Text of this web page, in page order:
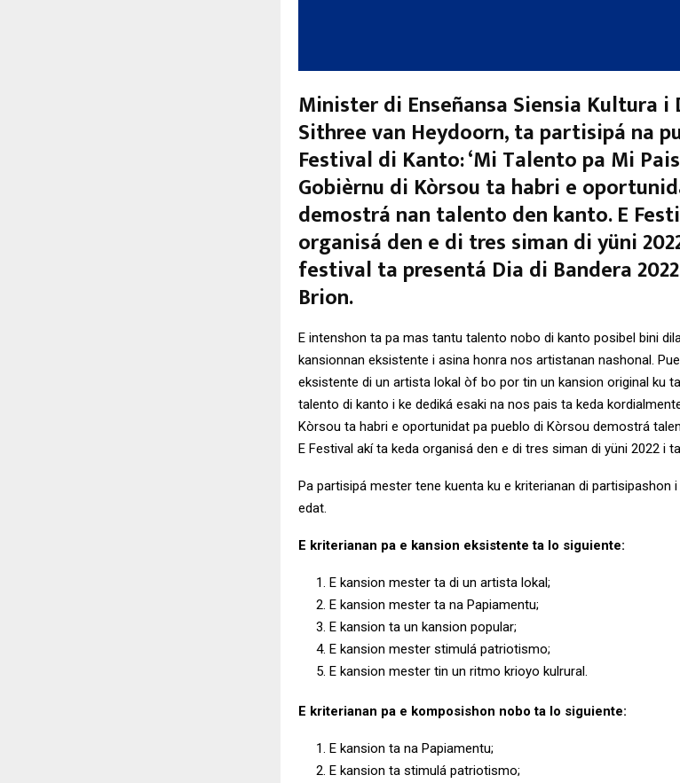
Minister di Enseñansa Siensia Kultura i
Sithree van Heydoorn, ta partisipá na
Festival di Kanto: ‘Mi Talento pa Mi
Gobièrnu di Kòrsou ta habri e
demostrá nan talento den kanto. E
organisá den e di tres siman di yüni
festival ta presentá Dia di Bandera
Brion.
E intenshon ta pa mas tantu talento nobo di kanto posibel bini
kansionnan eksistente i asina honra nos artistanan nashonal.
eksistente di un artista lokal òf bo por tin un kansion original ku
talento di kanto i ke dediká esaki na nos pais ta keda
Kòrsou ta habri e oportunidat pa pueblo di Kòrsou demostrá
E Festival akí ta keda organisá den e di tres siman di yüni 2022 i
Pa partisipá mester tene kuenta ku e kriterianan di partisipashon
edat.
E kriterianan pa e kansion eksistente ta lo siguiente:
E kansion mester ta di un artista lokal;
E kansion mester ta na Papiamentu;
E kansion ta un kansion popular;
E kansion mester stimulá patriotismo;
E kansion mester tin un ritmo krioyo kulrural.
E kriterianan pa e komposishon nobo ta lo siguiente:
E kansion ta na Papiamentu;
E kansion ta stimulá patriotismo;